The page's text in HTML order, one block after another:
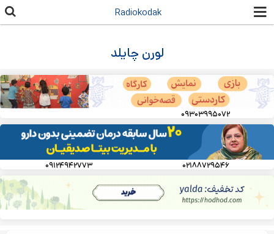
محتوای
Radiokodak
لورن چایلد
۰۹۳۰۳۹۹۵۰۷۲
۰۲۱۸۸۷۲۹۵۴۶ ۰۹۱۲۴۹۴۲۷۷۳